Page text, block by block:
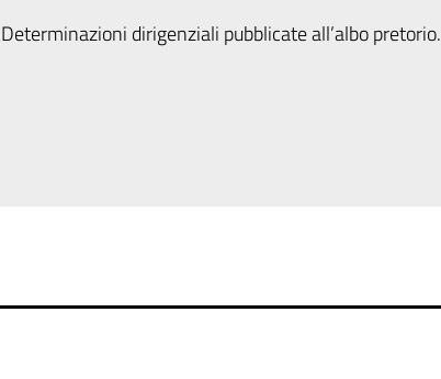
dirigenziali pubblicate all’albo pretorio.